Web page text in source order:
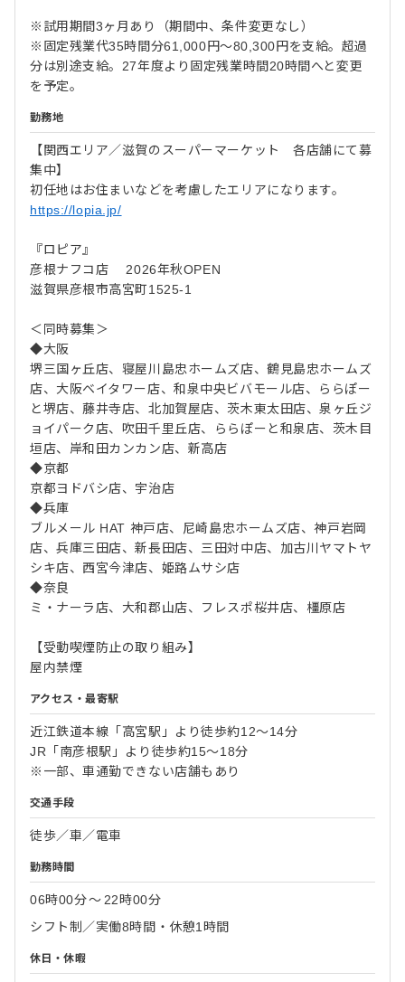
※試用期間3ヶ月あり（期間中、条件変更なし）
※固定残業代35時間分61,000円～80,300円を支給。超過
分は別途支給。27年度より固定残業時間20時間へと変更
を予定。
勤務地
【関西エリア／滋賀のスーパーマーケット 各店舗にて募
集中】
初任地はお住まいなどを考慮したエリアになります。
https://lopia.jp/
『ロピア』
彦根ナフコ店 2026年秋OPEN
滋賀県彦根市高宮町1525-1
＜同時募集＞
◆大阪
堺三国ヶ丘店、寝屋川島忠ホームズ店、鶴見島忠ホームズ
店、大阪ベイタワー店、和泉中央ビバモール店、ららぽー
と堺店、藤井寺店、北加賀屋店、茨木東太田店、泉ヶ丘ジ
ョイパーク店、吹田千里丘店、ららぽーと和泉店、茨木目
垣店、岸和田カンカン店、新高店
◆京都
京都ヨドバシ店、宇治店
◆兵庫
ブルメール HAT 神戸店、尼崎島忠ホームズ店、神戸岩岡
店、兵庫三田店、新長田店、三田対中店、加古川ヤマトヤ
シキ店、西宮今津店、姫路ムサシ店
◆奈良
ミ・ナーラ店、大和郡山店、フレスポ桜井店、橿原店
【受動喫煙防止の取り組み】
屋内禁煙
アクセス・最寄駅
近江鉄道本線「高宮駅」より徒歩約12〜14分
JR「南彦根駅」より徒歩約15〜18分
※一部、車通勤できない店舗もあり
交通手段
徒歩／車／電車
勤務時間
06時00分〜 22時00分
シフト制／実働8時間・休憩1時間
休日・休暇